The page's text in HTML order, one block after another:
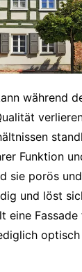
während
Funktion
sie porös
und löst
eine